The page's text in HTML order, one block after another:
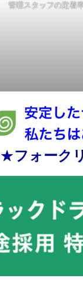
管理スタッフの定着
★フォーク